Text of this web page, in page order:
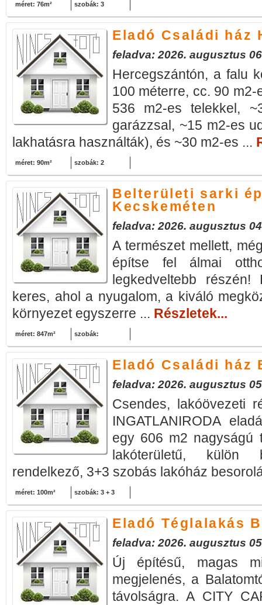
méret: 76m² szobák: 3
Eladó Családi ház
feladva: 2026. augusztus
Hercegszántón, a falu
100 méterre, cc. 90
536 m2-es telekkel,
garázzsal, ~15 m2-es
lakhatásra használták), és ~30 m2-es ...
méret: 90m² szobák: 2
Belterületi sarki
Kecskeméten
feladva: 2026. augusztus
A természet mellett,
építse fel álmai
legkedveltebb
keres, ahol a nyugalom, a kiváló
környezet egyszerre ... Részletek...
méret: 847m² szobák:
Eladó Családi ház
feladva: 2026. augusztus
Csendes, lakóövezeti
INGATLANIRODA
egy 606 m2 nagyságú
lakóterületű, külön
rendelkező, 3+3 szobás lakóház
méret: 100m² szobák: 3 + 3
Eladó Téglalakás
feladva: 2026. augusztus
Új építésű, magas
megjelenés, a
távolságra. A CITY